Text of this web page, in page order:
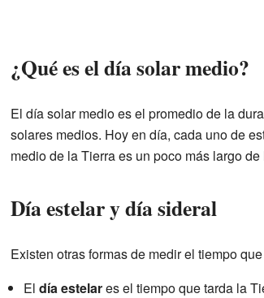
¿Qué es el día solar medio?
El día solar medio es el promedio de la
solares medios. Hoy en día, cada uno de
medio de la Tierra es un poco más largo
Día estelar y día sideral
Existen otras formas de medir el tiempo
El día estelares el tiempo que tarda la